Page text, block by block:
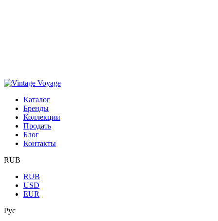
Каталог
Бренды
Коллекции
Продать
Блог
Контакты
RUB
RUB
USD
EUR
Рус